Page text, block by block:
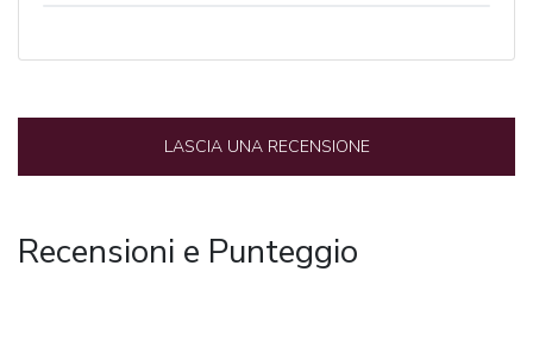
LASCIA UNA RECENSIONE
Recensioni e Punteggio